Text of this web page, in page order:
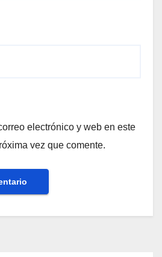
electrónico y web en este
vez que comente.